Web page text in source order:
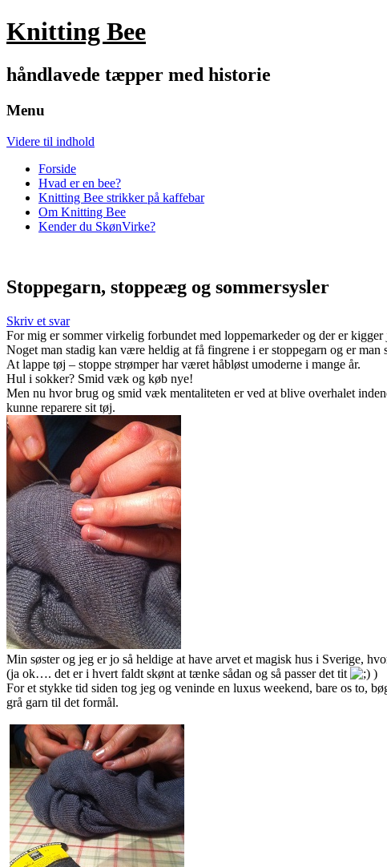
Knitting Bee
håndlavede tæpper med historie
Menu
Videre til indhold
Forside
Hvad er en bee?
Knitting Bee strikker på kaffebar
Om Knitting Bee
Kender du SkønVirke?
Stoppegarn, stoppeæg og sommersysler
Skriv et svar
For mig er sommer virkelig forbundet med loppemarkeder og der er kigger
Noget man stadig kan være heldig at få fingrene i er stoppegarn og er
At lappe tøj – stoppe strømper har været håbløst umoderne i mange år.
Hul i sokker? Smid væk og køb nye!
Men nu hvor brug og smid væk mentaliteten er ved at blive overhalet
kunne reparere sit tøj.
Min søster og jeg er jo så heldige at have arvet et magisk hus i Sverige,
(ja ok…. det er i hvert faldt skønt at tænke sådan og så passer det tit
)
For et stykke tid siden tog jeg og veninde en luxus weekend, bare os to,
grå garn til det formål.